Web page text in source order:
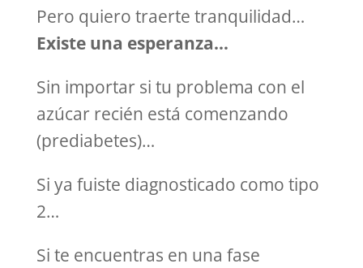
Pero quiero traerte tranquilidad…
Existe una esperanza…
Sin importar si tu problema con el
azúcar recién está comenzando
(prediabetes)…
Si ya fuiste diagnosticado como tipo
2…
Si te encuentras en una fase